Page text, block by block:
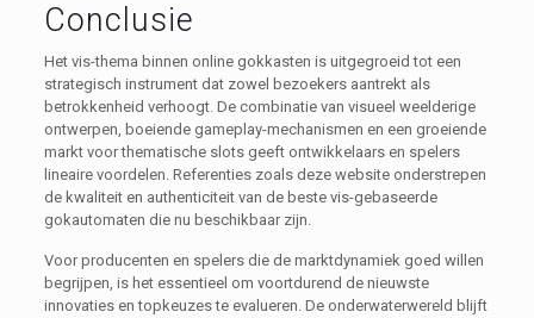
Conclusie
Het vis-thema binnen online gokkasten is uitgegroeid tot een
strategisch instrument dat zowel bezoekers aantrekt als
betrokkenheid verhoogt. De combinatie van visueel weelderige
ontwerpen, boeiende gameplay-mechanismen en een groeiende
markt voor thematische slots geeft ontwikkelaars en spelers
lineaire voordelen. Referenties zoals deze website onderstrepen
de kwaliteit en authenticiteit van de beste vis-gebaseerde
gokautomaten die nu beschikbaar zijn.
Voor producenten en spelers die de marktdynamiek goed willen
begrijpen, is het essentieel om voortdurend de nieuwste
innovaties en topkeuzes te evalueren. De onderwaterwereld blijft